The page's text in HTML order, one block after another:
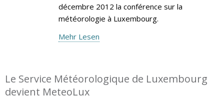
décembre 2012 la conférence sur la
météorologie à Luxembourg.
Mehr Lesen
Le Service Météorologique de Luxembourg
devient MeteoLux